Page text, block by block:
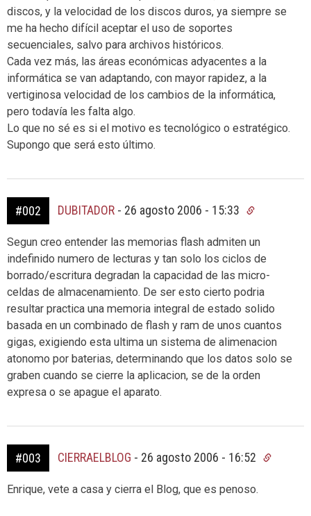
discos, y la velocidad de los discos duros, ya siempre se
me ha hecho difícil aceptar el uso de soportes
secuenciales, salvo para archivos históricos.
Cada vez más, las áreas económicas adyacentes a la
informática se van adaptando, con mayor rapidez, a la
vertiginosa velocidad de los cambios de la informática,
pero todavía les falta algo.
Lo que no sé es si el motivo es tecnológico o estratégico.
Supongo que será esto último.
#002 DUBITADOR - 26 agosto 2006 - 15:33
Segun creo entender las memorias flash admiten un
indefinido numero de lecturas y tan solo los ciclos de
borrado/escritura degradan la capacidad de las micro-
celdas de almacenamiento. De ser esto cierto podria
resultar practica una memoria integral de estado solido
basada en un combinado de flash y ram de unos cuantos
gigas, exigiendo esta ultima un sistema de alimenacion
atonomo por baterias, determinando que los datos solo se
graben cuando se cierre la aplicacion, se de la orden
expresa o se apague el aparato.
#003 CIERRAELBLOG - 26 agosto 2006 - 16:52
Enrique, vete a casa y cierra el Blog, que es penoso.